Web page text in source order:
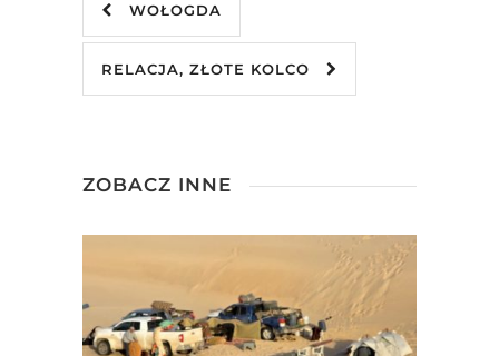
WOŁOGDA
RELACJA, ZŁOTE KOLCO
ZOBACZ INNE